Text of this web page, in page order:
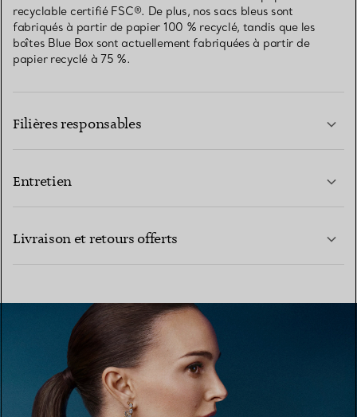
recyclable certifié FSC®. De plus, nos sacs bleus sont
fabriqués à partir de papier 100 % recyclé, tandis que les
boîtes Blue Box sont actuellement fabriquées à partir de
papier recyclé à 75 %.
Filières responsables
Entretien
Livraison et retours offerts
EN SAVOIR PLUS